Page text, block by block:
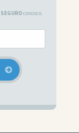
SEGUROconosco.